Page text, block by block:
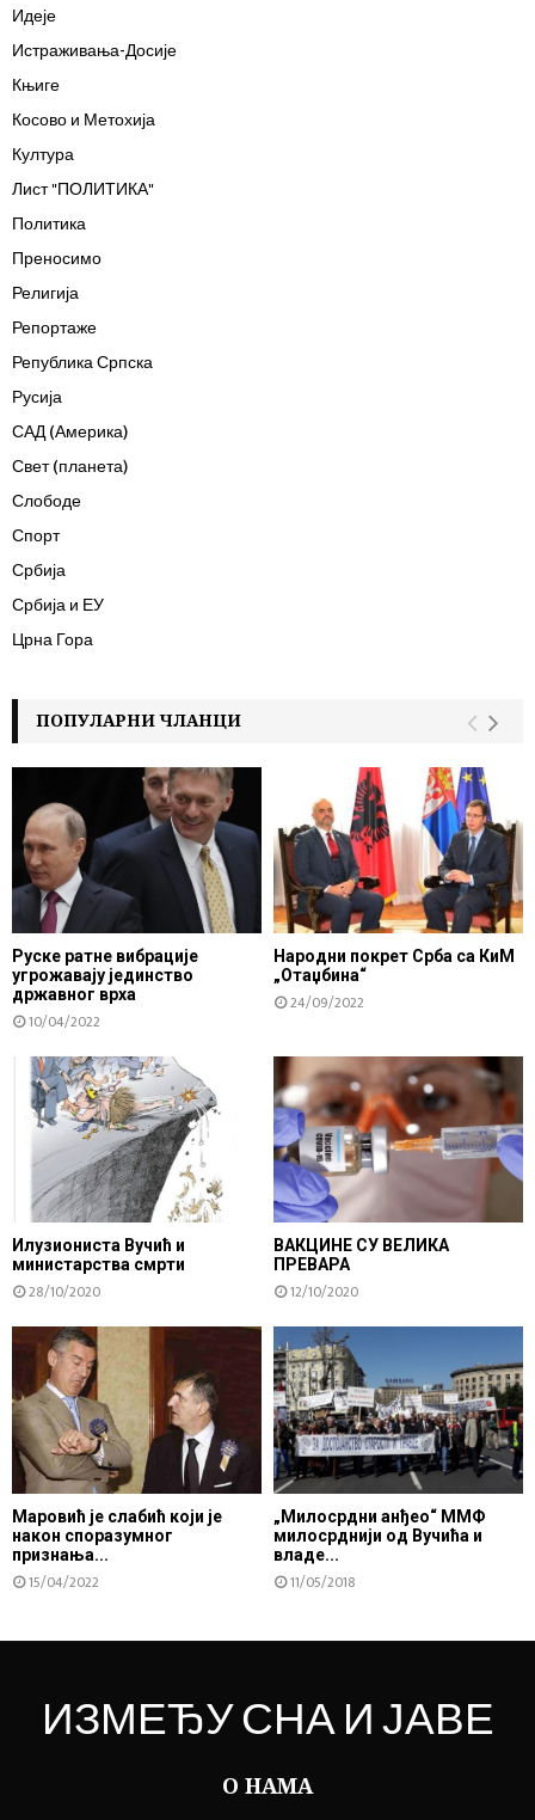
Идеје
Истраживања-Досије
Књиге
Косово и Метохија
Култура
Лист "ПОЛИТИКА"
Политика
Преносимо
Религија
Репортаже
Република Српска
Русија
САД (Америка)
Свет (планета)
Слободе
Спорт
Србија
Србија и ЕУ
Црна Гора
ПОПУЛАРНИ ЧЛАНЦИ
Руске ратне вибрације
угрожавају јединство
државног врха
10/04/2022
Народни покрет Срба са КиМ
„Отаџбина“
24/09/2022
Илузиониста Вучић и
министарства смрти
28/10/2020
ВАКЦИНЕ СУ ВЕЛИКА
ПРЕВАРА
12/10/2020
Маровић је слабић који је
након споразумног
признања...
15/04/2022
„Милосрдни анђео“ ММФ
милосрднији од Вучића и
владе...
11/05/2018
ИЗМЕЂУ СНА И ЈАВЕ
О НАМА